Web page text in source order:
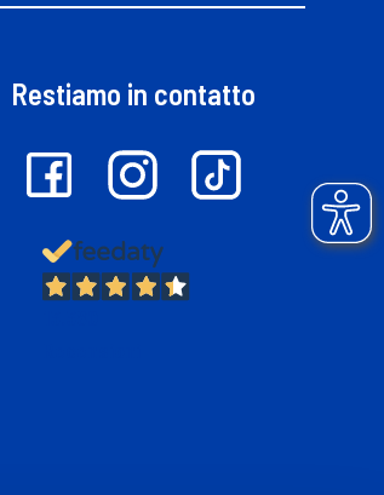
Restiamo in contatto